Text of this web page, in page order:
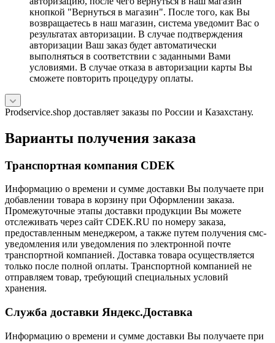
кнопкой "Вернуться в магазин". После того, как Вы
возвращаетесь в наш магазин, система уведомит Вас о
результатах авторизации. В случае подтверждения
авторизации Ваш заказ будет автоматически
выполняться в соответствии с заданными Вами
условиями. В случае отказа в авторизации карты Вы
сможете повторить процедуру оплаты.
Prodservice.shop доставляет заказы по России и Казахстану.
Варианты получения заказа
Транспортная компания CDEK
Информацию о времени и сумме доставки Вы получаете при
добавлении товара в корзину при Оформлении заказа.
Промежуточные этапы доставки продукции Вы можете
отслеживать через сайт CDEK.RU по номеру заказа,
предоставленным менеджером, а также путем получения смс-
уведомления или уведомления по электронной почте
транспортной компанией. Доставка товара осуществляется
только после полной оплаты. Транспортной компанией не
отправляем товар, требующий специальных условий
хранения.
Служба доставки Яндекс.Доставка
Информацию о времени и сумме доставки Вы получаете при